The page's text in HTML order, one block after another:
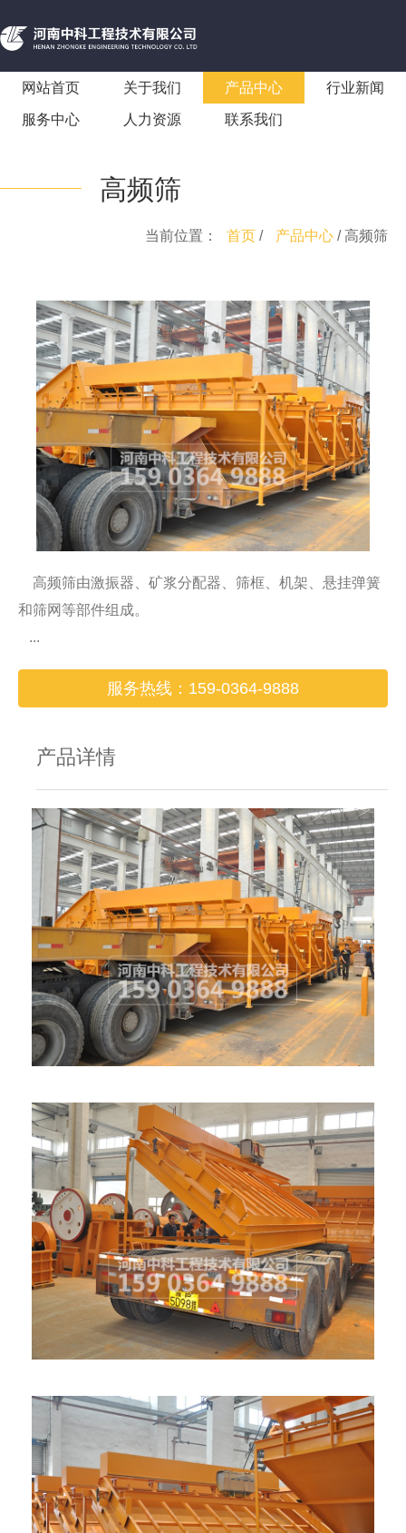
网站首页 关于我们 产品中心 行业新闻
服务中心 人力资源 联系我们
高频筛
当前位置： 首页 / 产品中心 / 高频筛
高频筛由激振器、矿浆分配器、筛框、机架、悬挂弹簧
和筛网等部件组成。
...
服务热线：159-0364-9888
产品详情